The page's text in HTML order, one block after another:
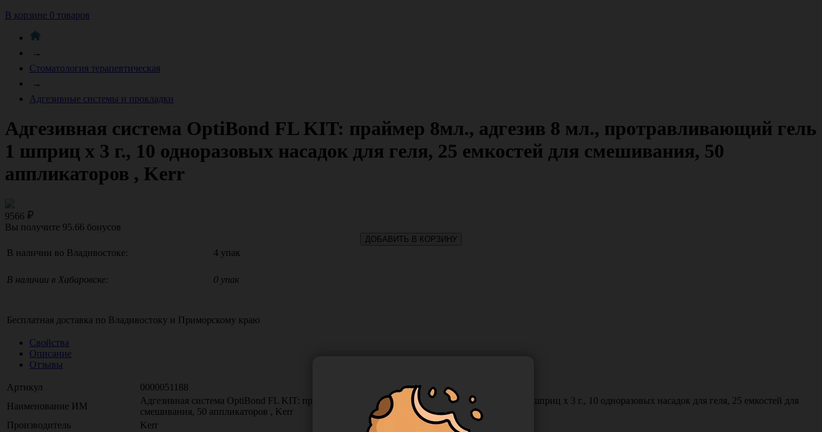
В корзине 0 товаров
→
Стоматология терапевтическая
→
Адгезивные системы и прокладки
Адгезивная система OptiBond FL KIT: праймер 8мл., адгезив 8 мл., протравливающий гель
1 шприц х 3 г., 10 одноразовых насадок для геля, 25 емкостей для смешивания, 50
аппликаторов , Kerr
9566
Вы получите 95.66 бонусов
ДОБАВИТЬ В КОРЗИНУ
В наличии во Владивостоке: 4 упак
В наличии в Хабаровске: 0 упак
Бесплатная доставка по Владивостоку и Приморскому краю
Свойства
Описание
Отзывы
Артикул
0000051188
Наименование ИМ
Адгезивная система OptiBond FL KIT: праймер 8мл., адгезив 8 мл., протравливающий гель 1 шприц х 3 г., 10 одноразовых насадок для геля, 25 емкостей для
смешивания, 50 аппликаторов , Kerr
Производитель
Kerr